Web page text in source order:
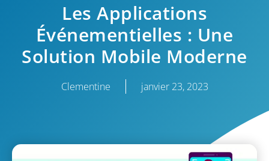
Les Applications
Événementielles : Une
Solution Mobile Moderne
Clementine janvier 23, 2023